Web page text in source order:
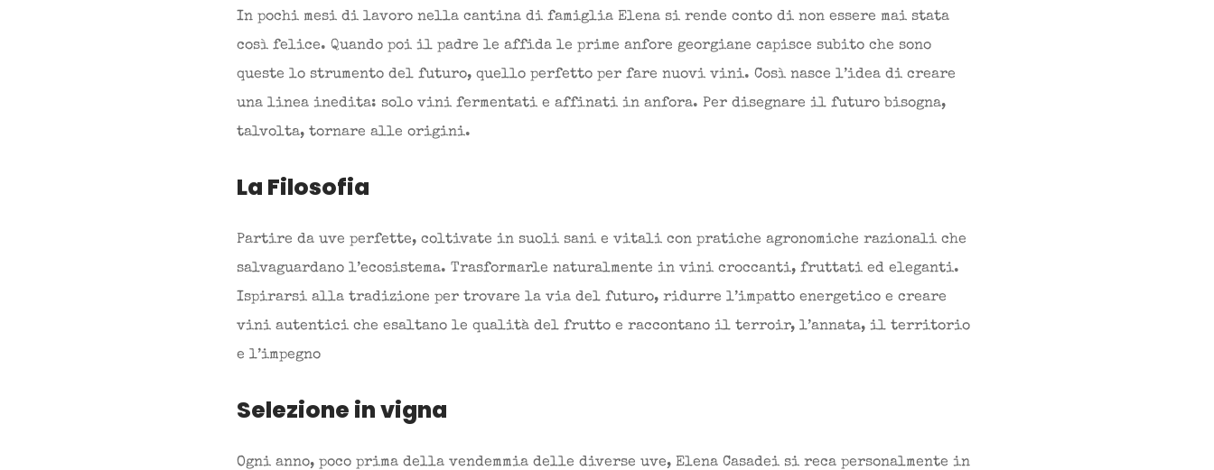
In pochi mesi di lavoro nella cantina di famiglia Elena si rende conto di non essere mai stata
così felice. Quando poi il padre le affida le prime anfore georgiane capisce subito che sono
queste lo strumento del futuro, quello perfetto per fare nuovi vini. Così nasce l’idea di creare
una linea inedita: solo vini fermentati e affinati in anfora. Per disegnare il futuro bisogna,
talvolta, tornare alle origini.
La Filosofia
Partire da uve perfette, coltivate in suoli sani e vitali con pratiche agronomiche razionali che
salvaguardano l’ecosistema. Trasformarle naturalmente in vini croccanti, fruttati ed eleganti.
Ispirarsi alla tradizione per trovare la via del futuro, ridurre l’impatto energetico e creare
vini autentici che esaltano le qualità del frutto e raccontano il terroir, l’annata, il territorio
e l’impegno
Selezione in vigna
Ogni anno, poco prima della vendemmia delle diverse uve, Elena Casadei si reca personalmente in